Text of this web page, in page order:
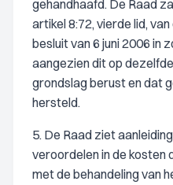
gehandhaafd. De Raad
artikel 8:72, vierde lid,
besluit van 6 juni 2006 in
aangezien dit op
grondslag berust en dat
hersteld.
5. De Raad ziet
veroordelen in de kosten
met de behandeling van